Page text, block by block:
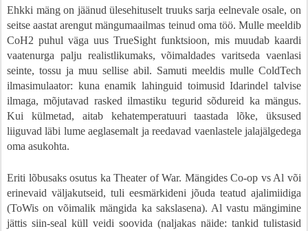
Ehkki mäng on jäänud ülesehituselt truuks sarja eelnevale osale, on
seitse aastat arengut mängumaailmas teinud oma töö. Mulle meeldib
CoH2 puhul väga uus TrueSight funktsioon, mis muudab kaardi
vaatenurga palju realistlikumaks, võimaldades varitseda vaenlasi
seinte, tossu ja muu sellise abil. Samuti meeldis mulle ColdTech
ilmasimulaator: kuna enamik lahinguid toimusid Idarindel talvise
ilmaga, mõjutavad rasked ilmastiku tegurid sõdureid ka mängus.
Kui külmetad, aitab kehatemperatuuri taastada lõke, üksused
liiguvad läbi lume aeglasemalt ja reedavad vaenlastele jalajälgedega
oma asukohta.
Eriti lõbusaks osutus ka Theater of War. Mängides Co-op vs Al või
erinevaid väljakutseid, tuli eesmärkideni jõuda teatud ajalimiidiga
(ToWis on võimalik mängida ka sakslasena). Al vastu mängimine
jättis siin-seal küll veidi soovida (naljakas näide: tankid tulistasid